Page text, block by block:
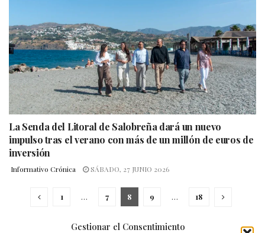
Gestionar el Consentimiento
La Senda del Litoral de Salobreña dará un nuevo
impulso tras el verano con más de un millón de euros de
inversión
Informativo Crónica SÁBADO, 27 JUNIO 2026
1 … 7 8 9 … 18